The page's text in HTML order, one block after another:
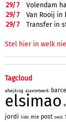
29/7
Volendam
29/7
Van Rooij in
29/7 Transfer in
Stel hier in welk
Tagcloud
afwijking ajaxnetwerk
elsimao
jordi lido mie post sevic